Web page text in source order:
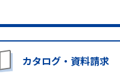
カタログ・資料請求